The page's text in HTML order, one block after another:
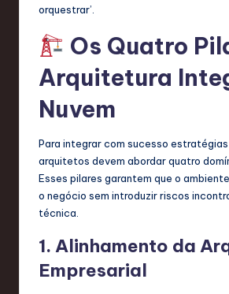
orquestrar’.
Os Quatro
Arquitetura
Nuvem
Para integrar com sucesso estratégias
arquitetos devem abordar quatro
Esses pilares garantem que o
o negócio sem introduzir riscos
técnica.
1. Alinhamento da
Empresarial